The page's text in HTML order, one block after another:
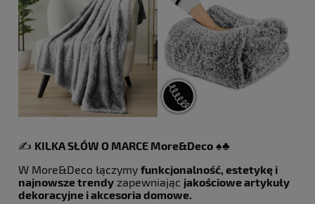
✍️ KILKA SŁÓW O MARCE More&Deco ♠️♣️
W More&Deco łączymy funkcjonalność, estetykę i
najnowsze trendy zapewniając jakościowe artykuły
dekoracyjne i akcesoria domowe.